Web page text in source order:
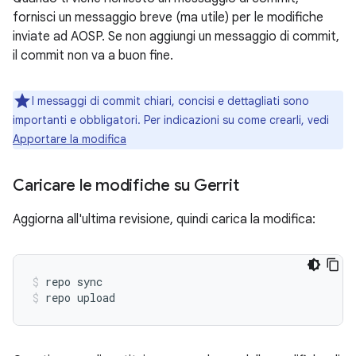
fornisci un messaggio breve (ma utile) per le modifiche
inviate ad AOSP. Se non aggiungi un messaggio di commit,
il commit non va a buon fine.
I messaggi di commit chiari, concisi e dettagliati sono
importanti e obbligatori. Per indicazioni su come crearli, vedi
Apportare la modifica
Caricare le modifiche su Gerrit
Aggiorna all'ultima revisione, quindi carica la modifica:
repo sync
repo upload